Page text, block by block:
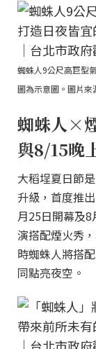
蜘蛛人9公尺高巨型
圖為示意圖。圖片來
蜘蛛人×
與8/15晚
大稻埕夏日節
升級，首度推
月25日開幕及
演搭配煙火秀
時蜘蛛人將搭
同點亮夜空。